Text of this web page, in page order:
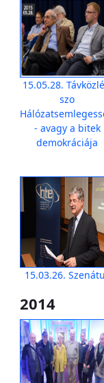
15.05.28.
szo
- avagy a bitek
demokráciája
15.03.26.
2014